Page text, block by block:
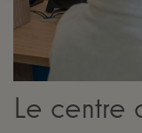
Le centre